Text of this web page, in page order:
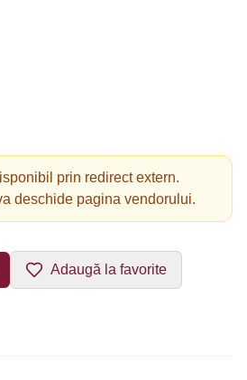
prin redirect extern.
deschide pagina vendorului.
Adaugă la favorite